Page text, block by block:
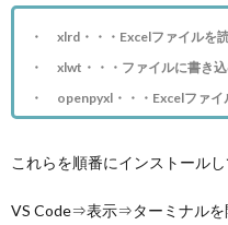
xlrd・・・Excelファイルを
xlwt・・・ファイルに書き
openpyxl・・・Excelファイ
これらを順番にインストールし
VS Code⇒表示⇒ターミナルを